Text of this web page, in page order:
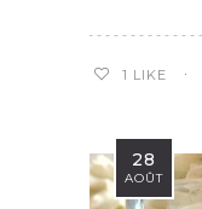
1 LIKE
28
AOÛT